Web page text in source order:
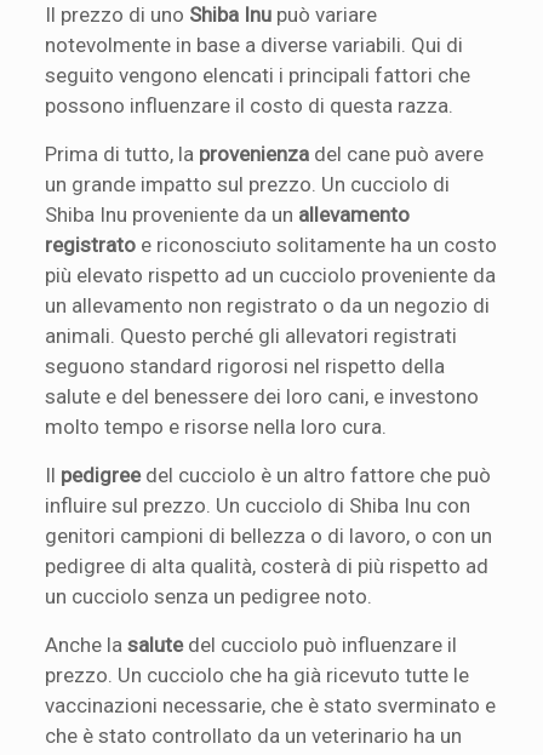
Il prezzo di uno Shiba Inu può variare
notevolmente in base a diverse variabili. Qui di
seguito vengono elencati i principali fattori che
possono influenzare il costo di questa razza.
Prima di tutto, la provenienza del cane può avere
un grande impatto sul prezzo. Un cucciolo di
Shiba Inu proveniente da un allevamento
registrato e riconosciuto solitamente ha un costo
più elevato rispetto ad un cucciolo proveniente da
un allevamento non registrato o da un negozio di
animali. Questo perché gli allevatori registrati
seguono standard rigorosi nel rispetto della
salute e del benessere dei loro cani, e investono
molto tempo e risorse nella loro cura.
Il pedigreedel cucciolo è un altro fattore che può
influire sul prezzo. Un cucciolo di Shiba Inu con
genitori campioni di bellezza o di lavoro, o con un
pedigree di alta qualità, costerà di più rispetto ad
un cucciolo senza un pedigree noto.
Anche lasalutedel cucciolo può influenzare il
prezzo. Un cucciolo che ha già ricevuto tutte le
vaccinazioni necessarie, che è stato sverminato e
che è stato controllato da un veterinario ha un